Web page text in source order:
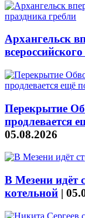
Архангельск
Перекрытие
продлевается
05.08.2026
В Мезени идёт
котельной |